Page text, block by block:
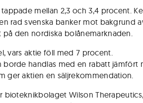
mellan 2,3 och 3,4 procent.
rad svenska banker mot bakgrund
den nordiska bolånemarknaden.
vars aktie föll med 7 procent.
handlas med en rabatt jämfört
ger aktien en säljrekommendation.
bioteknikbolaget Wilson Therapeutics,